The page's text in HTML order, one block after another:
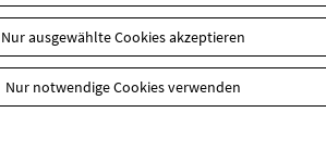
Nur ausgewählte Cookies akzeptieren
Nur notwendige Cookies verwenden